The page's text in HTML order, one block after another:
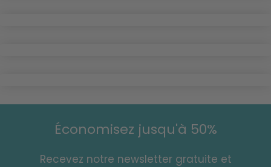
Économisez jusqu'à 50%
Recevez notre newsletter gratuite et